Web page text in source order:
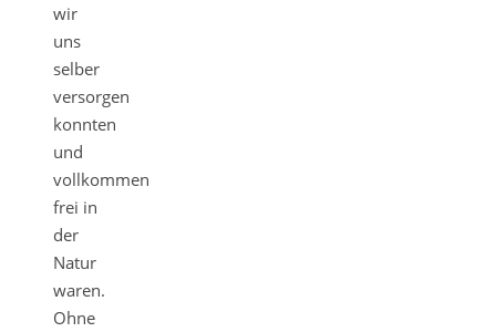
wir
uns
selber
versorgen
konnten
und
vollkommen
frei in
der
Natur
waren.
Ohne